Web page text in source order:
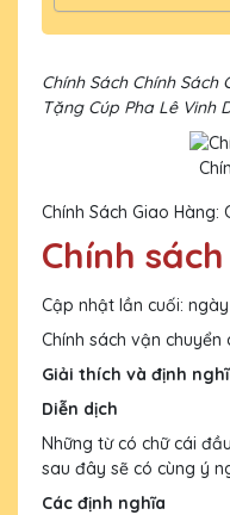
Chính Sách Chính
Tặng Cúp Pha Lê Vinh
Chính Sách Giao
Chính
Cập nhật lần cuối:
Chính sách vận
Giải thích và định
Diễn dịch
Những từ có chữ cái
sau đây sẽ có cùng ý
Các định nghĩa